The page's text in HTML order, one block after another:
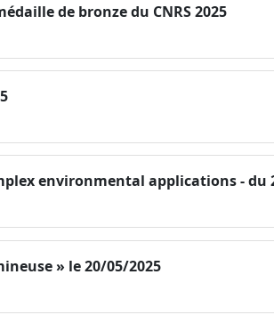
de bronze du CNRS 2025
environmental applications - du
» le 20/05/2025